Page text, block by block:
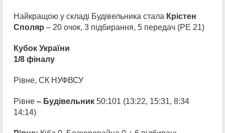
Найкращою у складі Будівельника стала Крістен
Споляр – 20 очок, 3 підбирання, 5 передач (РЕ 21)
Кубок України
1/8 фіналу
Рівне, СК НУФВСУ
Рівне – Будівельник 50:101 (13:22, 15:31, 8:34
14:14)